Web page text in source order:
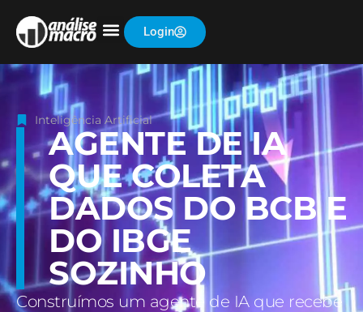
Login
Inteligência Artificial
AGENTE DE IA
QUE COLETA
DADOS DO BCB E
DO IBGE
SOZINHO
Construímos um agente de IA que recebe